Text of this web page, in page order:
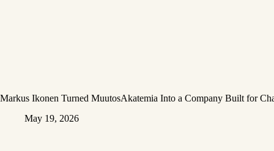
Markus Ikonen Turned MuutosAkatemia Into a Company Built for
May 19, 2026